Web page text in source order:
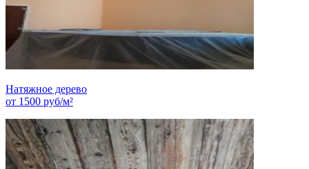
Натяжное дерево
от 1500 руб/м²